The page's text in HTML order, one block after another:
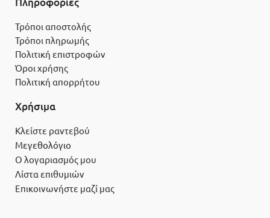
Τρόποι αποστολής
Τρόποι πληρωμής
Πολιτική επιστροφών
Όροι χρήσης
Πολιτική απορρήτου
Χρήσιμα
Κλείστε ραντεβού
Μεγεθολόγιο
Ο λογαριασμός μου
Λίστα επιθυμιών
Επικοινωνήστε μαζί μας